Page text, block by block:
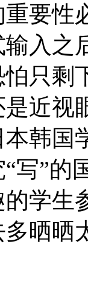
要性
入之
只剩
近视
韩国
写”的
学生
晒晒